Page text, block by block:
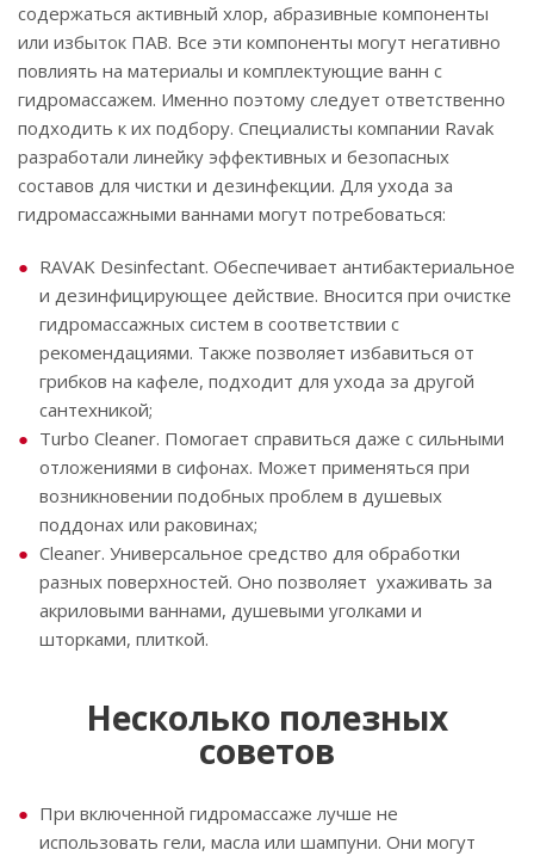
содержаться активный хлор, абразивные компоненты
или избыток ПАВ. Все эти компоненты могут негативно
повлиять на материалы и комплектующие ванн с
гидромассажем. Именно поэтому следует ответственно
подходить к их подбору. Специалисты компании Ravak
разработали линейку эффективных и безопасных
составов для чистки и дезинфекции. Для ухода за
гидромассажными ваннами могут потребоваться:
RAVAK Desinfectant. Обеспечивает антибактериальное
и дезинфицирующее действие. Вносится при очистке
гидромассажных систем в соответствии с
рекомендациями. Также позволяет избавиться от
грибков на кафеле, подходит для ухода за другой
сантехникой;
Turbo Cleaner. Помогает справиться даже с сильными
отложениями в сифонах. Может применяться при
возникновении подобных проблем в душевых
поддонах или раковинах;
Cleaner. Универсальное средство для обработки
разных поверхностей. Оно позволяет ухаживать за
акриловыми ваннами, душевыми уголками и
шторками, плиткой.
Несколько полезных
советов
При включенной гидромассаже лучше не
использовать гели, масла или шампуни. Они могут